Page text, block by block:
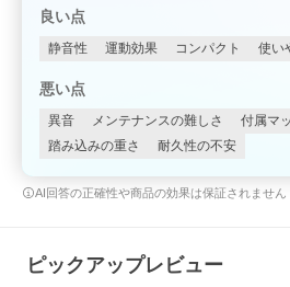
良い点
静音性 運動効果 コンパクト 使い
悪い点
異音 メンテナンスの難しさ
付属マ
踏み込みの重さ
耐久性の不安
AI回答の正確性や商品の効果は保証されません
ピックアップレビュー